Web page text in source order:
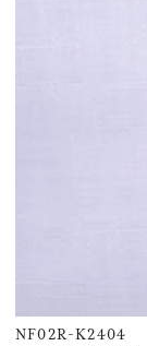
NF02R-K2404